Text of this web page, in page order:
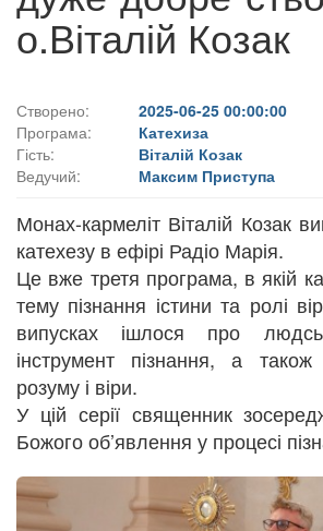
о.Віталій Козак
Створено:
2025-06-25 00:00:00
Програма:
Катехиза
Гість:
Віталій Козак
Ведучий:
Максим Приступа
Монах-кармеліт Віталій Козак
катехезу в ефірі Радіо Марія.
Це вже третя програма, в якій
тему пізнання істини та ролі
випусках ішлося про
інструмент пізнання, а
розуму і віри.
У цій серії священник
Божого об’явлення у процесі